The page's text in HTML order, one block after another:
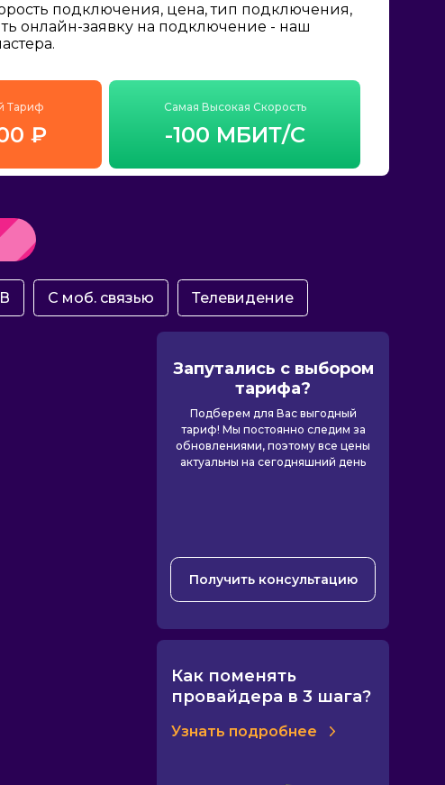
подключения, цена, тип подключения,
онлайн-заявку на подключение - наш
Тариф
₽
Самая Высокая Скорость
-100 МБИТ/С
С моб. связью Телевидение
Запутались с выбором
тарифа?
Подберем для Вас выгодный
тариф! Мы постоянно следим за
обновлениями, поэтому все цены
актуальны на сегодняшний день
Получить консультацию
Как поменять
провайдера в 3 шага?
Узнать подробнее